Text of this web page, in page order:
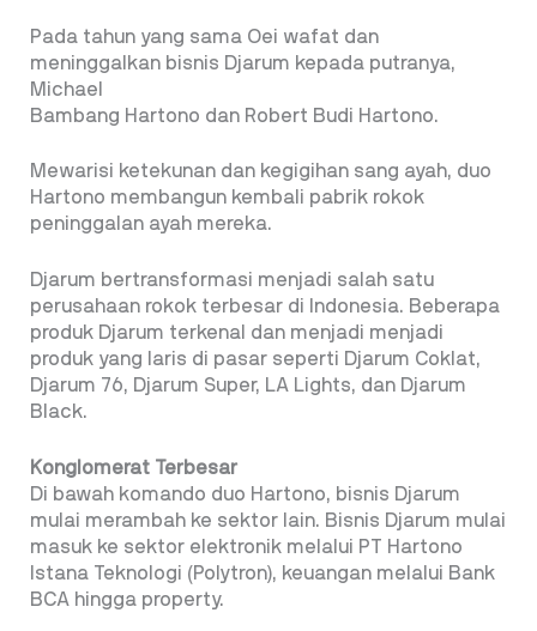
Pada tahun yang sama Oei wafat dan
meninggalkan bisnis Djarum kepada putranya,
Michael
Bambang Hartono dan Robert Budi Hartono.
Mewarisi ketekunan dan kegigihan sang ayah, duo
Hartono membangun kembali pabrik rokok
peninggalan ayah mereka.
Djarum bertransformasi menjadi salah satu
perusahaan rokok terbesar di Indonesia. Beberapa
produk Djarum terkenal dan menjadi menjadi
produk yang laris di pasar seperti Djarum Coklat,
Djarum 76, Djarum Super, LA Lights, dan Djarum
Black.
Konglomerat Terbesar
Di bawah komando duo Hartono, bisnis Djarum
mulai merambah ke sektor lain. Bisnis Djarum mulai
masuk ke sektor elektronik melalui PT Hartono
Istana Teknologi (Polytron), keuangan melalui Bank
BCA hingga property.